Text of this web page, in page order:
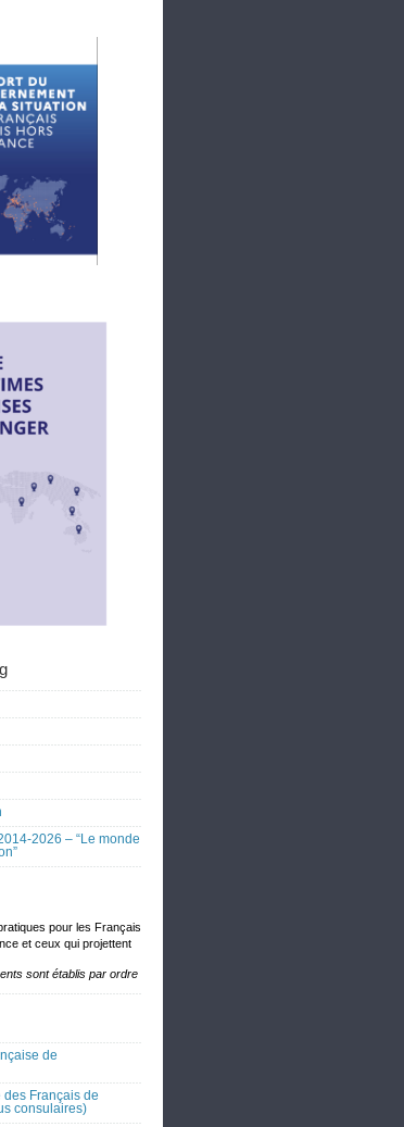
2026 – “Le monde
pour les Français
et ceux qui projettent
sont établis par ordre
de
des Français de
consulaires)